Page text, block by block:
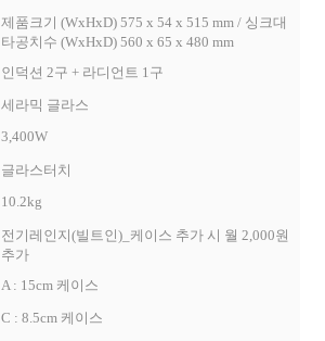
제품크기 (WxHxD) 575 x 54 x 515 mm / 싱크대
타공치수 (WxHxD) 560 x 65 x 480 mm
인덕션 2구 + 라디언트 1구
세라믹 글라스
3,400W
글라스터치
10.2kg
전기레인지(빌트인)_케이스 추가 시 월 2,000원
추가
A : 15cm 케이스
C : 8.5cm 케이스